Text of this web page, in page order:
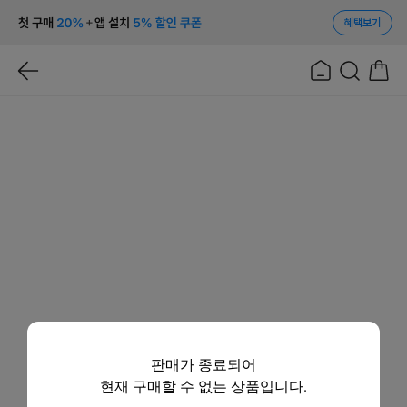
혜택보기
판매가 종료되어
현재 구매할 수 없는 상품입니다.